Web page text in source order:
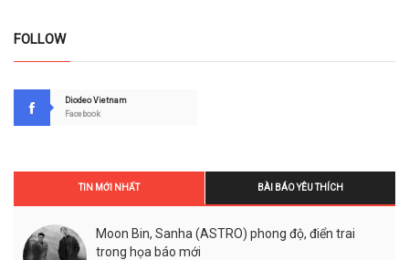
FOLLOW
Diodeo Vietnam
Facebook
TIN MỚI NHẤT BÀI BÁO YÊU THÍCH
Moon Bin, Sanha (ASTRO) phong độ, điển trai
trong họa báo mới